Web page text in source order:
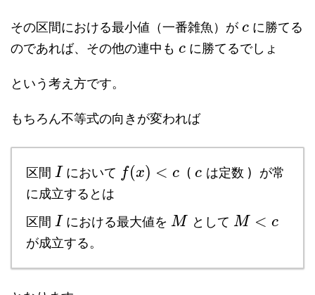
その区間における最小値（一番雑魚）が c に勝てる
のであれば、その他の連中も c に勝てるでしょ
という考え方です。
もちろん不等式の向きが変われば
区間 I において f(x) < c (c は定数 ) が常
に成立するとは
区間 I における最大値を M として M < c
が成立する。